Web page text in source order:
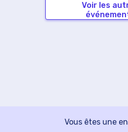
Voir les
Vous êtes une